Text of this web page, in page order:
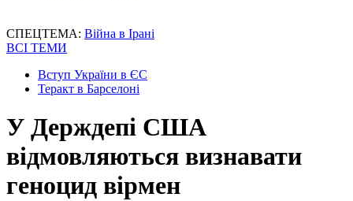
СПЕЦТЕМА: Війна в Ірані
ВСІ ТЕМИ
Вступ України в ЄС
Теракт в Барселоні
У Держдепі США
відмовляються визнавати
геноцид вірмен